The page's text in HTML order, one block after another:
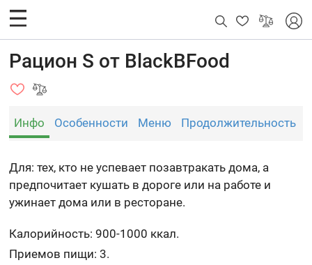
Рацион S от BlackBFood
Инфо Особенности Меню Продолжительность
Для: тех, кто не успевает позавтракать дома, а
предпочитает кушать в дороге или на работе и
ужинает дома или в ресторане.
Калорийность: 900-1000 ккал.
Приемов пищи: 3.